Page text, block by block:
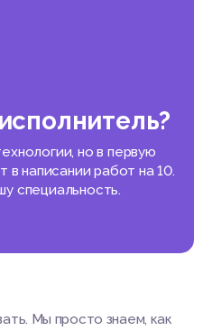
но в первую
в написании работ на 10.
специальность.
Мы просто знаем, как